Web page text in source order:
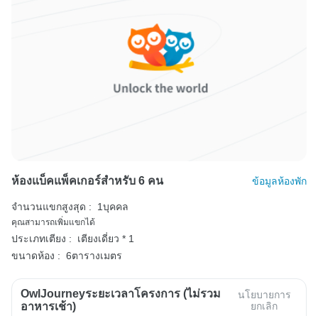
ห้องแบ็คแพ็คเกอร์สำหรับ 6 คน ข้อมูลห้องพัก
จำนวนแขกสูงสุด : 1บุคคล
คุณสามารถเพิ่มแขกได้
ประเภทเตียง :
เตียงเดี่ยว * 1
ขนาดห้อง : 6ตารางเมตร
OwlJourneyระยะเวลาโครงการ (ไม่รวม
อาหารเช้า)
นโยบายการ
ยกเลิก